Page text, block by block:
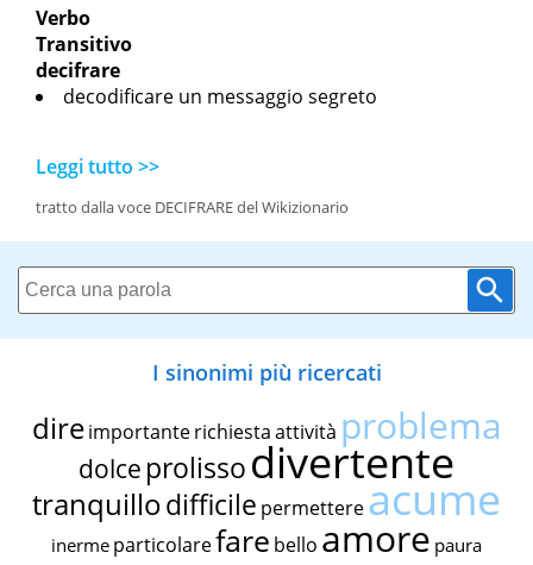
Verbo
Transitivo
decifrare
decodificare un messaggio segreto
Leggi tutto >>
tratto dalla voce DECIFRARE del Wikizionario
I sinonimi più ricercati
dire importante richiestaattività problema
dolce prolissodivertente
tranquillodifficile permettereacume
inerme particolarefare bello amore paura